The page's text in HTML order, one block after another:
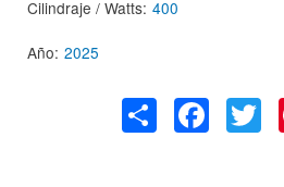
Cilindraje / Watts: 400
Año: 2025
S
h
F
a